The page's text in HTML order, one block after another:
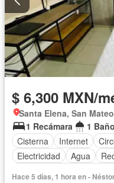
$ 6,300 MXN/
Santa Elena, San
1 Recámara
1 Baño
Cisterna
Internet
Electricidad
Agua
Hace 5 días, 1 hora en -